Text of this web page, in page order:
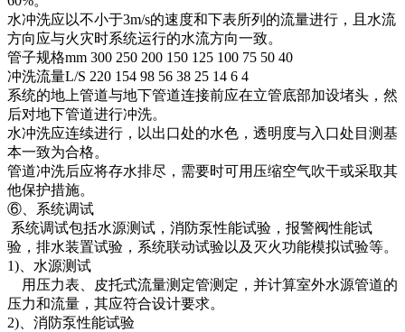
水冲洗应以不小于3m/s的速度和下表所列的流量进行，且水流
方向应与火灾时系统运行的水流方向一致。
管子规格mm 300 250 200 150 125 100 75 50 40
冲洗流量L/S 220 154 98 56 38 25 14 6 4
系统的地上管道与地下管道连接前应在立管底部加设堵头，然
后对地下管道进行冲洗。
水冲洗应连续进行，以出口处的水色，透明度与入口处目测基
本一致为合格。
管道冲洗后应将存水排尽，需要时可用压缩空气吹干或采取其
他保护措施。
⑥、系统调试
系统调试包括水源测试，消防泵性能试验，报警阀性能试
验，排水装置试验，系统联动试验以及灭火功能模拟试验等。
1)、水源测试
用压力表、皮托式流量测定管测定，并计算室外水源管道的
压力和流量，其应符合设计要求。
2)、消防泵性能试验